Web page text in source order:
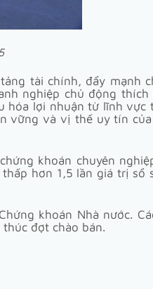
tài chính, đẩy mạnh
nghiệp chủ động thích
hóa lợi nhuận từ lĩnh vực
vững và vị thế uy tín
khoán chuyên
hơn 1,5 lần giá trị sổ
khoán Nhà nước.
đợt chào bán.